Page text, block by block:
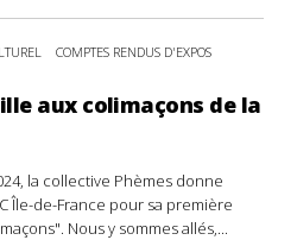
COMPTES RENDUS D'EXPOS
aux colimaçons de la
la collective Phèmes donne
Île-de-France pour sa première
Nous y sommes allés,...